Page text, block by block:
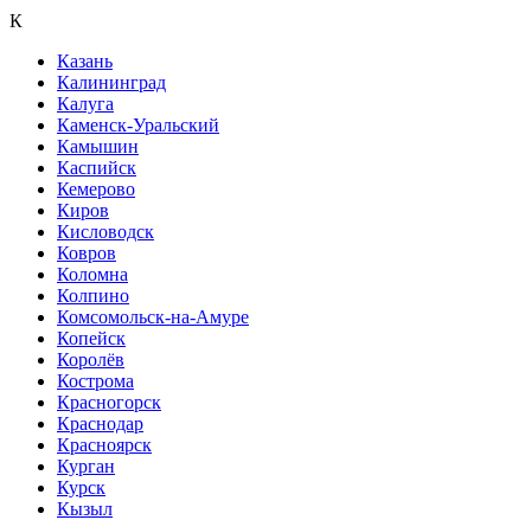
К
Казань
Калининград
Калуга
Каменск-Уральский
Камышин
Каспийск
Кемерово
Киров
Кисловодск
Ковров
Коломна
Колпино
Комсомольск-на-Амуре
Копейск
Королёв
Кострома
Красногорск
Краснодар
Красноярск
Курган
Курск
Кызыл